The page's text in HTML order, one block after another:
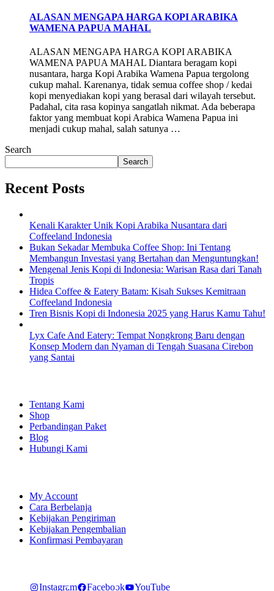
ALASAN MENGAPA HARGA KOPI ARABIKA
WAMENA PAPUA MAHAL
ALASAN MENGAPA HARGA KOPI ARABIKA
WAMENA PAPUA MAHAL Diantara beragam kopi
nusantara, harga Kopi Arabika Wamena Papua tergolong
cukup mahal. Karenanya, tidak semua coffee shop / kedai
kopi menyediakan kopi yang berasal dari wilayah tersebut.
Padahal, cita rasa kopinya sangatlah nikmat. Ada beberapa
faktor yang membuat kopi Arabica Wamena Papua ini
menjadi cukup mahal, salah satunya …
Search
Search
Recent Posts
Kenali Karakter Unik Kopi Arabika Nusantara dari
Coffeeland Indonesia
Bukan Sekadar Membuka Coffee Shop: Ini Tentang
Membangun Investasi yang Bertahan dan Menguntungkan!
Mengenal Jenis Kopi di Indonesia: Warisan Rasa dari Tanah
Tropis
Hidea Coffee & Eatery Batam: Kisah Sukses Kemitraan
Coffeeland Indonesia
Tren Bisnis Kopi di Indonesia 2025 yang Harus Kamu Tahu!
Lyx Cafe And Eatery: Tempat Nongkrong Baru dengan
Konsep Modern dan Nyaman di Tengah Suasana Cirebon
yang Santai
Tentang Kami
Shop
Perbandingan Paket
Blog
Hubungi Kami
My Account
Cara Berbelanja
Kebijakan Pengiriman
Kebijakan Pengembalian
Konfirmasi Pembayaran
Instagram Facebook YouTube